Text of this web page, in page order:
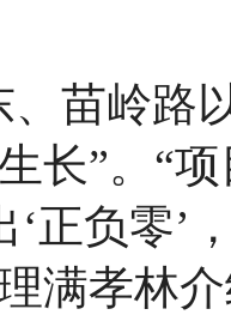
苗岭路
长”。“
‘正负零’
满孝林